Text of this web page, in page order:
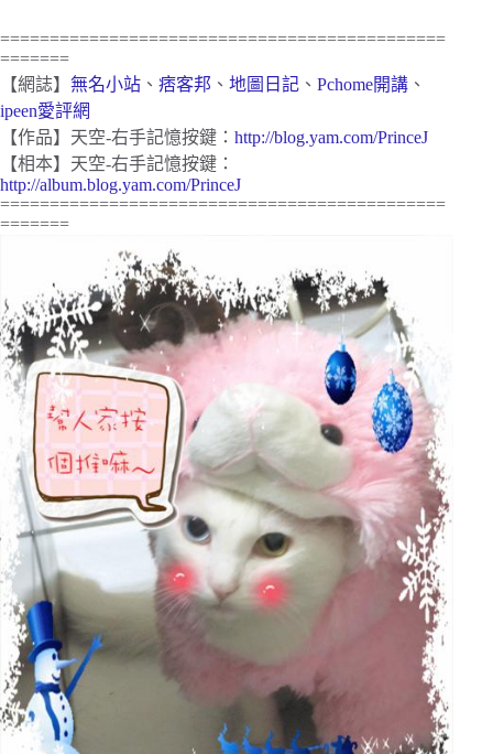
=============================================
=======
【網誌】 無名小站 、 痞客邦 、 地圖日記 、 Pchome開講 、
ipeen愛評網
【作品】天空-右手記憶按鍵： http://blog.yam.com/PrinceJ
【相本】天空-右手記憶按鍵：
http://album.blog.yam.com/PrinceJ
=============================================
=======